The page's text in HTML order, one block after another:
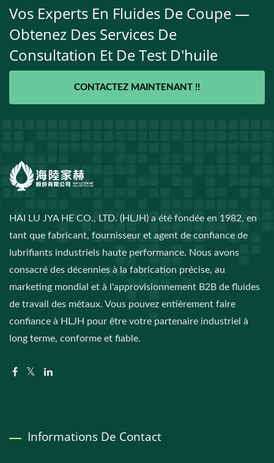
Vos Experts En Fluides De Coupe —
Obtenez Des Services De
Consultation Et De Test D'huile
CONTACTEZ MAINTENANT !!
HAI LU JYA HE CO., LTD. (HLJH) a été fondée en 1982, en
tant que fabricant, fournisseur et agent de confiance de
lubrifiants industriels haute performance. Nous avons
consacré des décennies à la fabrication précise, au
marketing mondial et à l'approvisionnement B2B de fluides
de travail des métaux. Vous pouvez entièrement faire
confiance à HLJH pour être votre partenaire industriel à
long terme, conforme et fiable.
Informations De Contact